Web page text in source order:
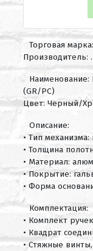
Торговая
Производитель:
Наименование:
(GR/PC)
Цвет: Черный/
Описание:
• Тип
• Толщина
• Материал:
• Покрытие:
• Форма
Комплектация:
• Комплект
• Квадрат
• Стяжные